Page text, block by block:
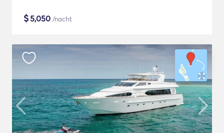
$5,050 /nacht